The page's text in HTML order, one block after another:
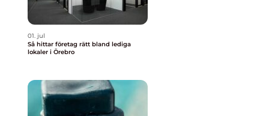
01. jul
Så hittar företag rätt bland lediga
lokaler i Örebro